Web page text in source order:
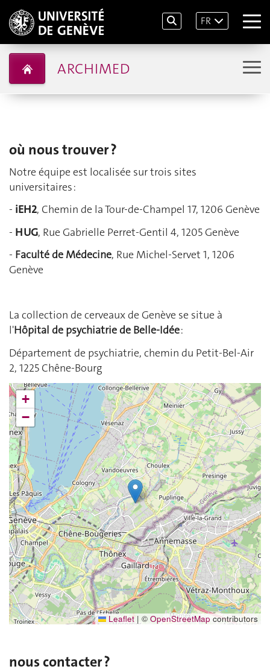
FR
ARCHIMED
où nous trouver ?
Notre équipe est localisée sur trois sites
universitaires :
- iEH2, Chemin de la Tour-de-Champel 17, 1206 Genève
- HUG, Rue Gabrielle Perret-Gentil 4, 1205 Genève
- Faculté de Médecine, Rue Michel-Servet 1, 1206
Genève
La collection de cerveaux de Genève se situe à
l'Hôpital de psychiatrie de Belle-Idée:
Département de psychiatrie, chemin du Petit-Bel-Air
2, 1225 Chêne-Bourg
+
−
Leaflet | © OpenStreetMapcontributors
nous contacter ?